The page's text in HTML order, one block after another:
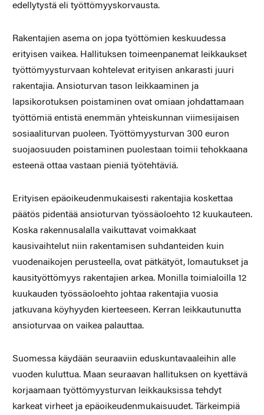
edellytystä eli työttömyyskorvausta.
Rakentajien asema on jopa työttömien keskuudessa
erityisen vaikea. Hallituksen toimeenpanemat leikkaukset
työttömyysturvaan kohtelevat erityisen ankarasti juuri
rakentajia. Ansioturvan tason leikkaaminen ja
lapsikorotuksen poistaminen ovat omiaan johdattamaan
työttömiä entistä enemmän yhteiskunnan viimesijaisen
sosiaaliturvan puoleen. Työttömyysturvan 300 euron
suojaosuuden poistaminen puolestaan toimii tehokkaana
esteenä ottaa vastaan pieniä työtehtäviä.
Erityisen epäoikeudenmukaisesti rakentajia koskettaa
päätös pidentää ansioturvan työssäoloehto 12 kuukauteen.
Koska rakennusalalla vaikuttavat voimakkaat
kausivaihtelut niin rakentamisen suhdanteiden kuin
vuodenaikojen perusteella, ovat pätkätyöt, lomautukset ja
kausityöttömyys rakentajien arkea. Monilla toimialoilla 12
kuukauden työssäoloehto johtaa rakentajia vuosia
jatkuvana köyhyyden kierteeseen. Kerran leikkautunutta
ansioturvaa on vaikea palauttaa.
Suomessa käydään seuraaviin eduskuntavaaleihin alle
vuoden kuluttua. Maan seuraavan hallituksen on kyettävä
korjaamaan työttömyysturvan leikkauksissa tehdyt
karkeat virheet ja epäoikeudenmukaisuudet. Tärkeimpiä